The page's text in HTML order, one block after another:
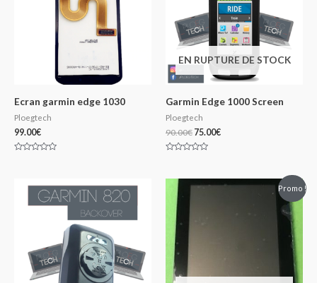
Ecran garmin edge 1030
Ploegtech
99.00€
EN RUPTURE DE STOCK
Garmin Edge 1000 Screen
Ploegtech
90.00€ 75.00€
Promo !